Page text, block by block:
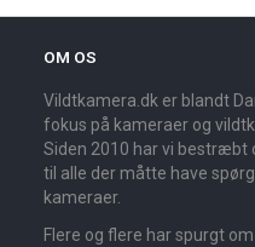
OM OS
Vildtkamera.dk er blandt
fokus på kameraer og
Siden 2010 har vi bestræbt
til alle der måtte have
kameraer.
Flere og flere har spurgt